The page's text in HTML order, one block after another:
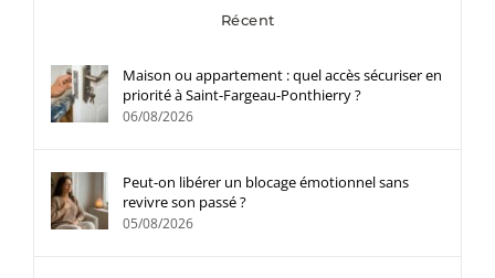
Récent
Maison ou appartement : quel accès sécuriser en
priorité à Saint-Fargeau-Ponthierry ?
06/08/2026
Peut-on libérer un blocage émotionnel sans
revivre son passé ?
05/08/2026